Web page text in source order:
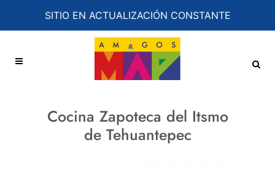
SITIO EN ACTUALIZACIÓN CONSTANTE
Cocina Zapoteca del Itsmo
de Tehuantepec